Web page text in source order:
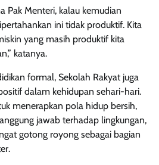
Pak Menteri, kalau kemudian
ini tidak produktif. Kita
yang masih produktif kita
katanya.
formal, Sekolah Rakyat juga
dalam kehidupan sehari-hari.
menerapkan pola hidup bersih,
jawab terhadap lingkungan,
gotong royong sebagai bagian